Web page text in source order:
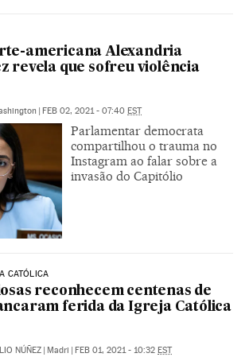
americana Alexandria
revela que sofreu violência
| FEB 02, 2021 - 07:40 EST
Parlamentar democrata
compartilhou o trauma no
Instagram ao falar sobre a
invasão do Capitólio
CATÓLICA
reconhecem centenas de
ferida da Igreja Católica
NÚÑEZ | Madri | FEB 01, 2021 - 10:32 EST